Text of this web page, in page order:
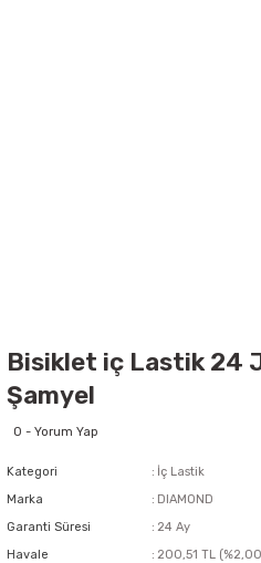
Bisiklet iç Lastik 24
Şamyel
0 - Yorum Yap
Kategori
İç Lastik
Marka
DIAMOND
Garanti Süresi
24 Ay
Havale
200,51 TL